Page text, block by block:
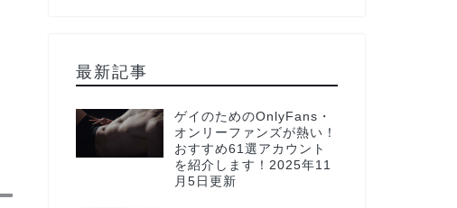
最新記事
ゲイのためのOnlyFans・
オンリーファンズが熱い！
おすすめ61選アカウント
を紹介します！2025年11
月5日更新